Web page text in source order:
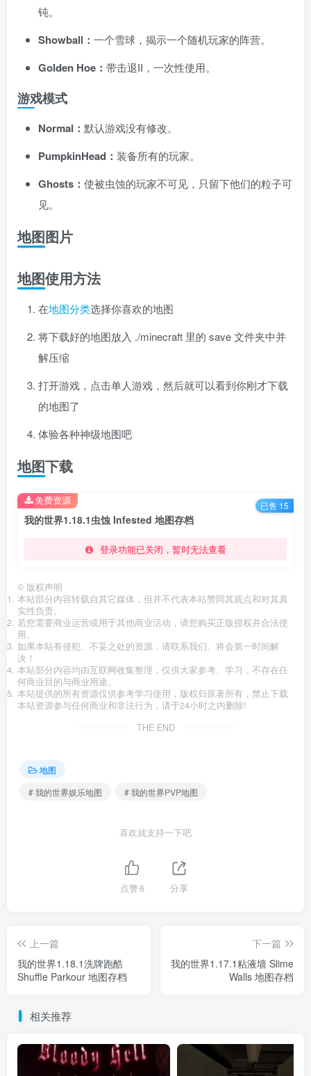
钝。
Showball： 一个雪球，揭示一个随机玩家的阵营。
Golden Hoe： 带击退II，一次性使用。
游戏模式
Normal： 默认游戏没有修改。
PumpkinHead： 装备所有的玩家。
Ghosts： 使被虫蚀的玩家不可见，只留下他们的粒子可
见。
地图图片
地图使用方法
在地图分类选择你喜欢的地图
将下载好的地图放入 ./minecraft 里的 save 文件夹中并
解压缩
打开游戏，点击单人游戏，然后就可以看到你刚才下载
的地图了
体验各种神级地图吧
地图下载
我的世界1.18.1虫蚀 Infested 地图存档
登录功能已关闭，暂时无法查看
免费资源 已售 15
© 版权声明
本站部分内容转载自其它媒体，但并不代表本站赞同其观点和对其真
实性负责。
若您需要商业运营或用于其他商业活动，请您购买正版授权并合法使
用。
如果本站有侵犯、不妥之处的资源，请联系我们。将会第一时间解
决！
本站部分内容均由互联网收集整理，仅供大家参考、学习，不存在任
何商业目的与商业用途。
本站提供的所有资源仅供参考学习使用，版权归原著所有，禁止下载
本站资源参与任何商业和非法行为，请于24小时之内删除!
THE END
地图
# 我的世界娱乐地图
# 我的世界PVP地图
喜欢就支持一下吧
点赞6 分享
上一篇
我的世界1.18.1洗牌跑酷
Shuffle Parkour 地图存档
下一篇
我的世界1.17.1粘液墙 Slime
Walls 地图存档
相关推荐